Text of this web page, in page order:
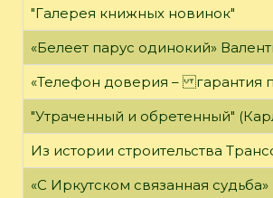
"Галерея книжных новинок"
«Белеет парус одинокий»
«Телефон доверия – гарантия
"Утраченный и обретенный"
Из истории строительства
«С Иркутском связанная судьба»